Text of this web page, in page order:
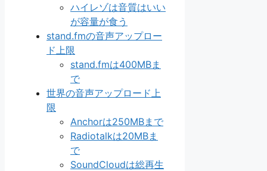
ハイレゾは音質はいい
が容量が食う
stand.fmの音声アップロー
ド上限
stand.fmは400MBま
で
世界の音声アップロード上
限
Anchorは250MBまで
Radiotalkは20MBま
で
SoundCloudは総再生